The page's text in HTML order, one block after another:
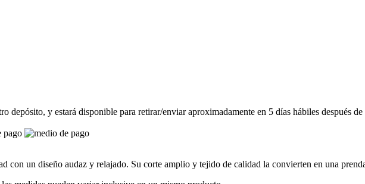
depósito, y estará disponible para retirar/enviar aproximadamente en 5 días hábiles después
con un diseño audaz y relajado. Su corte amplio y tejido de calidad la convierten en una